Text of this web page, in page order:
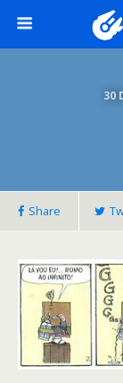
30
Share